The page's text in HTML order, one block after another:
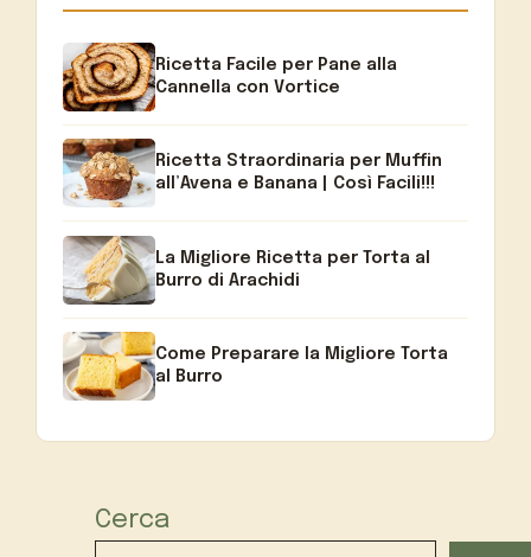
Ricetta Facile per Pane alla
Cannella con Vortice
Ricetta Straordinaria per Muffin
all’Avena e Banana | Così Facili!!!
La Migliore Ricetta per Torta al
Burro di Arachidi
Come Preparare la Migliore Torta
al Burro
Cerca